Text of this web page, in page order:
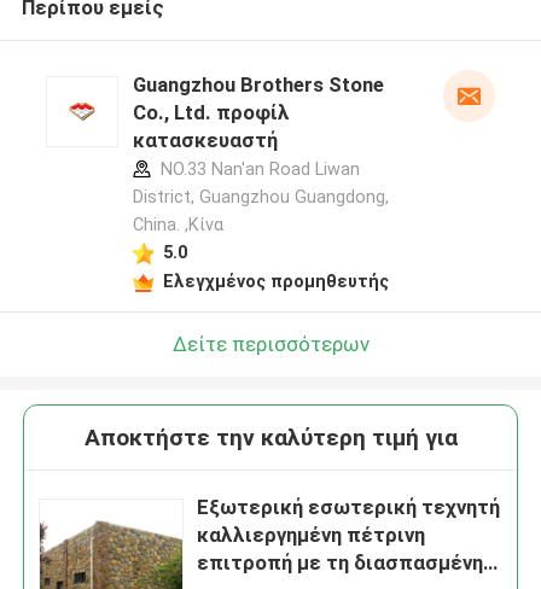
Περίπου εμείς
Guangzhou Brothers Stone
Co., Ltd. προφίλ
κατασκευαστή
NO.33 Nan'an Road Liwan
District, Guangzhou Guangdong,
China. ,Κίνα
5.0
Ελεγχμένος προμηθευτής
Δείτε περισσότερων
Αποκτήστε την καλύτερη τιμή για
Εξωτερική εσωτερική τεχνητή
καλλιεργημένη πέτρινη
επιτροπή με τη διασπασμένη